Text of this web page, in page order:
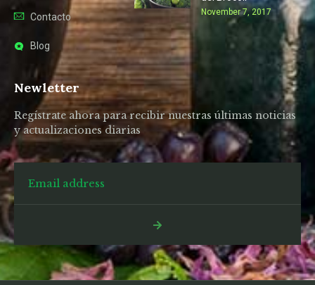
Contacto
Blog
November 7, 2017
Newletter
Regístrate ahora para recibir nuestras últimas noticias
y actualizaciones diarias